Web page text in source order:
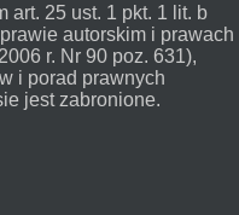
art. 25 ust. 1 pkt. 1 lit. b
autorskim i prawach
r. Nr 90 poz. 631),
i porad prawnych
jest zabronione.